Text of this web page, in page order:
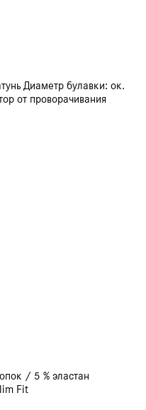
Диаметр булавки: ок.
от проворачивания
/ 5 % эластан
Fit